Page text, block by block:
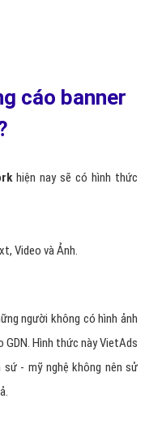
cáo banner
hiện nay sẽ có hình thức
Video và Ảnh.
người không có hình ảnh
Hình thức này VietAds
sứ - mỹ nghệ không nên sử